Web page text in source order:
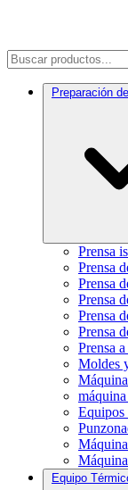
Preparación
Prensa
Prensa
Prensa
Prensa
Prensa
Prensa
Prensa
Moldes
Equipos
Equipo